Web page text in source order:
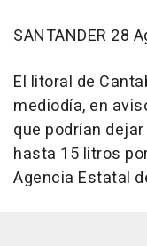
SANTANDER 28
El litoral de
mediodía, en
que podrían
hasta 15 litros
Agencia Estatal